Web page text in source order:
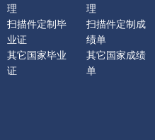
理
扫描件定制毕
业证
其它国家毕业
证
理
扫描件定制成
绩单
其它国家成绩
单